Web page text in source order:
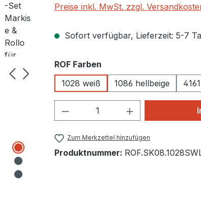
Preise inkl. MwSt. zzgl.
Sofort verfügbar, Lieferzeit: 5-7
ROF Farben
1028 weiß
1086 hellbeige
Produkt Anzahl: Gib
Zum Merkzettel hinzufügen
Produktnummer: